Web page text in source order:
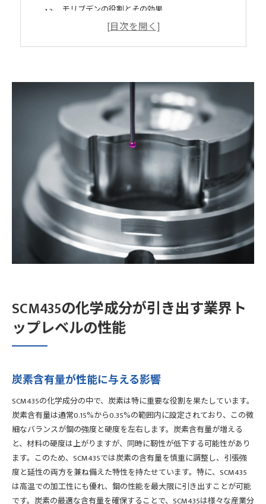
モリブデンの役割とその効果
業界標準を超えるSCM435の強度
耐摩耗性を高める化学成分のメカニズム
クロムとモリブデンの相乗効果
長寿命化に寄与する化学成分
高摩耗環境下でのテスト結果
SCM435の化学成分が耐摩耗性に及ぼす影響
競合他社製品との比較分析
自動車産業で重宝されるSCM435の成分分析
自動車部品におけるSCM435の利用例
成分がもたらす加工性の向上
信頼性を高める成分の役割
燃費向上に資する化学成分
高引張強度を生むSCM435のユニークな成分バランス
引張強度と化学成分の関係性
製造プロセスにおける成分の役割
用途別に適した成分構成
SCM435に含まれるクロムとモリブデンの役割とは
クロムの耐食性向上効果
モリブデンがもたらす高温特性
成分の組み合わせが生む効果
クロムとモリブデンの配合比の決定
SCM435の化学成分が引き出す業界ト
ップレベルの性能
炭素含有量が性能に与える影響
SCM435の化学成分の中で、炭素は特に重要な役割を果たしています。
炭素含有量は通常0.15%から0.35%の範囲内に設定されており、この微
細なバランスが鋼の強度と硬度を左右します。炭素含有量が増える
と、材料の硬度は上がりますが、同時に靭性が低下する可能性があり
ます。このため、SCM435では炭素の含有量を慎重に調整し、引張強
度と延性の両方を兼ね備えた特性を持たせています。特に、SCM435
は高温での加工性にも優れ、鋼の性能を最大限に引き出すことが可能
です。炭素の最適な含有量を確保することで、SCM435は様々な産業分